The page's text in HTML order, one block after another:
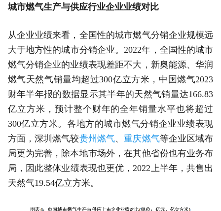
城市燃气生产与供应行业企业业绩对比
从企业业绩来看，全国性的城市燃气分销企业规模远
大于地方性的城市分销企业。2022年，全国性的城市
燃气分销企业的业绩表现差距不大，新奥能源、华润
燃气天然气销量均超过300亿立方米，中国燃气2023
财年半年报的数据显示其半年的天然气销量达166.83
亿立方米，预计整个财年的全年销量水平也将超过
300亿立方米。各地方的城市燃气分销企业业绩表现
方面，深圳燃气较贵州燃气、重庆燃气等企业区域布
局更为完善，除本地市场外，在其他省份也有业务布
局，因此整体业绩表现也更优，2022上半年，共售出
天然气19.54亿立方米。